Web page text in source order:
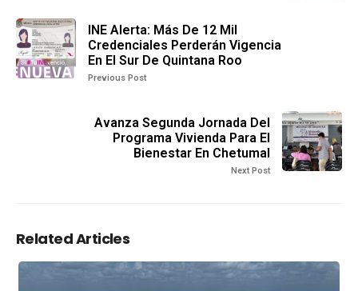
INE Alerta: Más De 12 Mil
Credenciales Perderán Vigencia
En El Sur De Quintana Roo
Previous Post
Avanza Segunda Jornada Del
Programa Vivienda Para El
Bienestar En Chetumal
Next Post
Related Articles